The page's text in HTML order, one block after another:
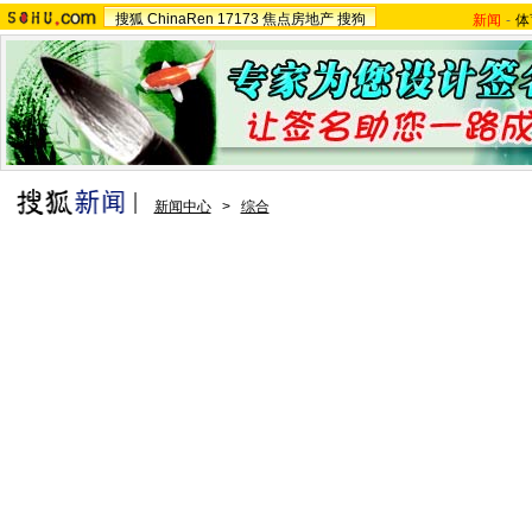
搜狐 ChinaRen 17173 焦点房地产 搜狗 新闻 -
新闻中心 > 综合